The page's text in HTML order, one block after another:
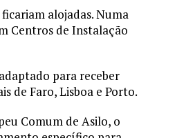
alojadas. Numa
Centros de Instalação
para receber
de Faro, Lisboa e Porto.
Comum de Asilo, o